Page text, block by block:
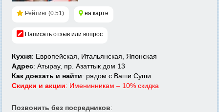
Рейтинг (0.51) на карте
Написать отзыв или вопрос
Кухня: Европейская, Итальянская, Японская
Адрес: Атырау, пр. Азаттык дом 13
Как доехать и найти: рядом с Ваши Суши
Скидки и акции: Именинникам – 10% скидка
Позвонить без посредников: